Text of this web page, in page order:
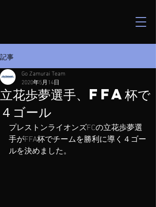
記事
立花歩夢選手、FFA杯で
４ゴール
Go Zamurai Team
2020年5月14日
プレストンライオンズFCの立花歩夢選
手がFFA杯でチームを勝利に導く４ゴー
ルを決めました。